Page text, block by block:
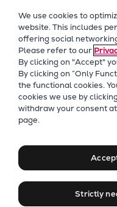
Digitalisierung
Company
Digital Center
Press &
Ausbildung
Jetzt bewerben
We use cookies to
website. This includes
offering social
Please refer to our
By clicking on "Accept"
By clicking on “Only
the functional cookies.
cookies we use by
withdraw your consent
page.
Strictly